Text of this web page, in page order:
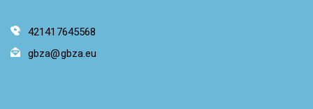
421417645568
gbza@gbza.eu